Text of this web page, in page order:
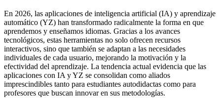
En 2026, las aplicaciones de inteligencia artificial (IA) y aprendizaje
automático (YZ) han transformado radicalmente la forma en que
aprendemos y enseñamos idiomas. Gracias a los avances
tecnológicos, estas herramientas no solo ofrecen recursos
interactivos, sino que también se adaptan a las necesidades
individuales de cada usuario, mejorando la motivación y la
efectividad del aprendizaje. La tendencia actual evidencia que las
aplicaciones con IA y YZ se consolidan como aliados
imprescindibles tanto para estudiantes autodidactas como para
profesores que buscan innovar en sus metodologías.